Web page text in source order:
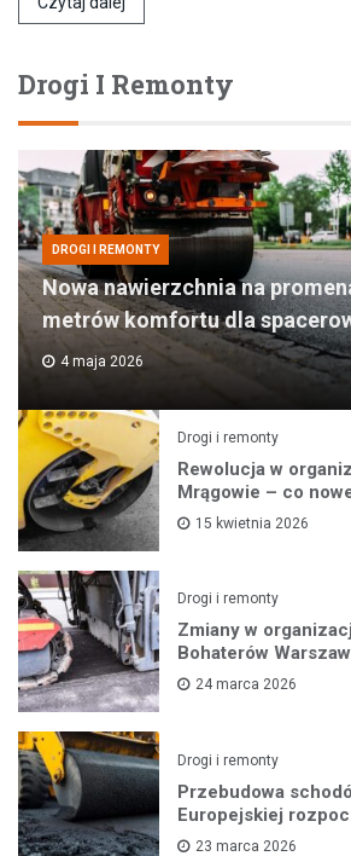
Drogi I Remonty
DROGI I REMONTY
Nowa nawierzchnia na
metrów komfortu dla
4 maja 2026
Drogi i remonty
Rewolucja w
Mrągowie – co
15 kwietnia 2026
Drogi i remonty
Zmiany w
Bohaterów
24 marca 2026
Drogi i remonty
Przebudowa
Europejskiej
23 marca 2026